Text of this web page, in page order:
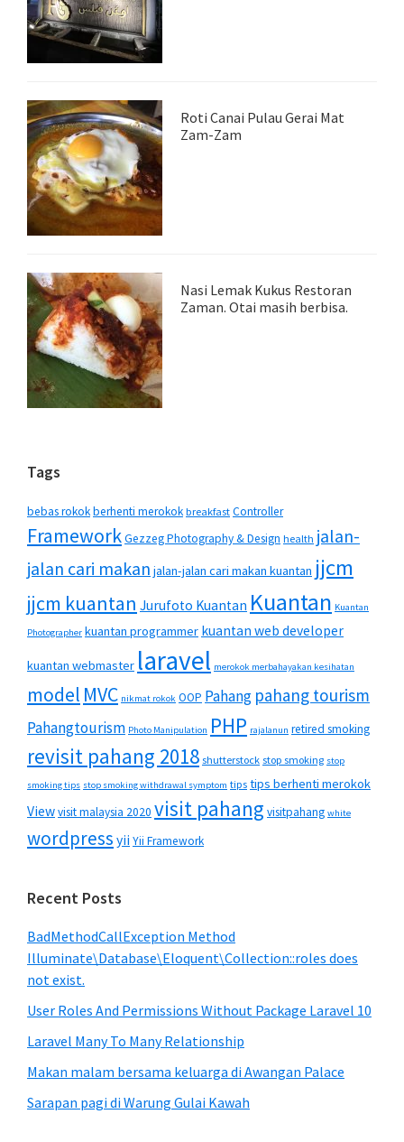
Roti Canai Pulau Gerai Mat
Zam-Zam
Nasi Lemak Kukus Restoran
Zaman. Otai masih berbisa.
Tags
bebas rokokberhenti merokok breakfast Controller
FrameworkGezzeg Photography & Design health jalan-
jalan cari makan jalan-jalan cari makan kuantan jjcm
jjcm kuantan Jurufoto Kuantan Kuantan Kuantan
Photographer kuantan programmer kuantan web developer
kuantan webmaster laravel merokok merbahayakan kesihatan
model MVC nikmat rokok OOP Pahang pahang tourism
Pahangtourism Photo Manipulation PHP rajalanun retired smoking
revisit pahang 2018 shutterstock stop smoking stop
smoking tips stop smoking withdrawal symptom tips tips berhenti merokok
Viewvisit malaysia 2020 visit pahang visitpahang white
wordpress yii Yii Framework
Recent Posts
BadMethodCallException Method
Illuminate\Database\Eloquent\Collection::roles does
not exist.
User Roles And Permissions Without Package Laravel 10
Laravel Many To Many Relationship
Makan malam bersama keluarga di Awangan Palace
Sarapan pagi di Warung Gulai Kawah